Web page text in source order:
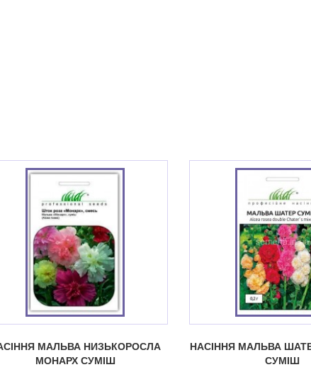
МАЛЬВА НИЗЬКОРОСЛА
МОНАРХ СУМІШ
НАСІННЯ МАЛЬВА
СУМІШ